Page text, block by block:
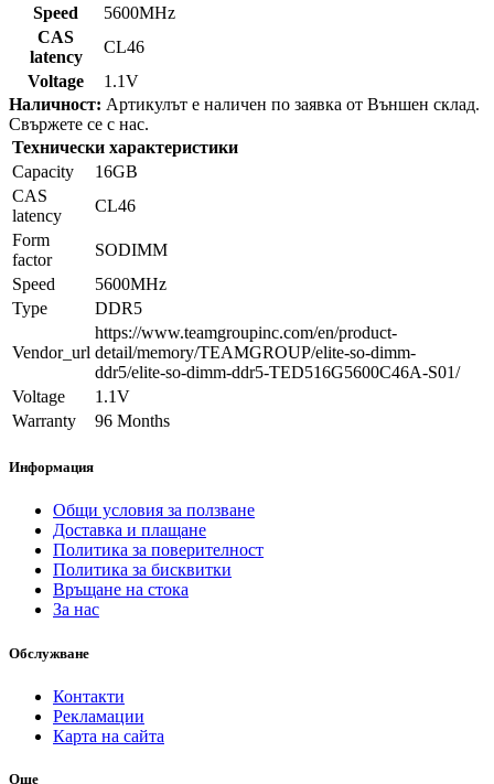
Speed
5600MHz
CAS
latency
CL46
Voltage
1.1V
Наличност: Артикулът е наличен по заявка от Външен склад.
Свържете се с нас.
Технически характеристики
Capacity
16GB
CAS
latency
CL46
Form
factor
SODIMM
Speed
5600MHz
Type
DDR5
Vendor_url
https://www.teamgroupinc.com/en/product-
detail/memory/TEAMGROUP/elite-so-dimm-
ddr5/elite-so-dimm-ddr5-TED516G5600C46A-S01/
Voltage
1.1V
Warranty
96 Months
Информация
Общи условия за ползване
Доставка и плащане
Политика за поверителност
Политика за бисквитки
Връщане на стока
За нас
Обслужване
Контакти
Рекламации
Карта на сайта
Още